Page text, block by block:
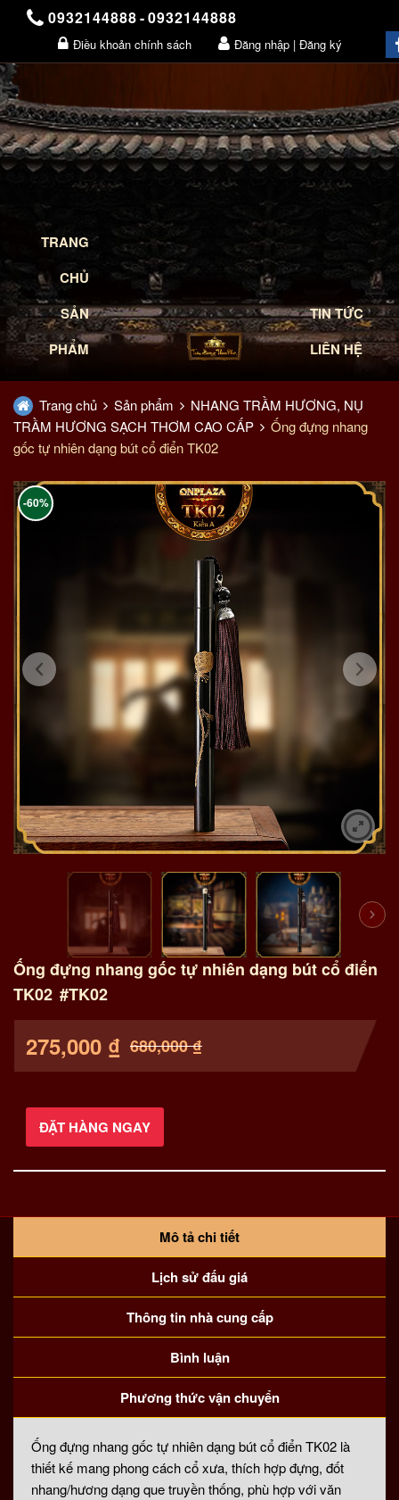
0932144888-0932144888
Điều khoản chính sách
Đăng nhập | Đăng ký
TRANG
CHỦ
SẢN
PHẨM
TIN TỨC
LIÊN HỆ
Trang chủ Sản phẩm
NHANG TRẦM HƯƠNG, NỤ
TRẦM HƯƠNG SẠCH THƠM CAO CẤP
Ống đựng nhang
gốc tự nhiên dạng bút cổ điển TK02
-60%
Ống đựng nhang gốc tự nhiên dạng bút cổ điển
TK02 #TK02
680,000₫
275,000 ₫
đựng
nhang
tự
dạng
cổ
TK02
ĐẶT HÀNG NGAY
Mô tả chi tiết
Lịch sử đấu giá
Thông tin nhà cung cấp
Bình luận
Phương thức vận chuyển
Ống đựng nhang gốc tự nhiên dạng bút cổ điển TK02 là
thiết kế mang phong cách cổ xưa, thích hợp đựng, đốt
nhang/hương dạng que truyền thống, phù hợp với văn